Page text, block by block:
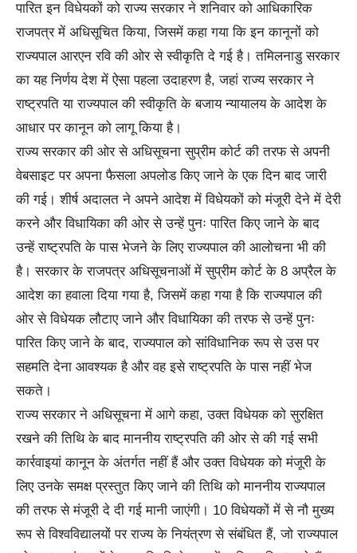
पारित इन विधेयकों को राज्य सरकार ने शनिवार को आधिकारिक
राजपत्र में अधिसूचित किया, जिसमें कहा गया कि इन कानूनों को
राज्यपाल आरएन रवि की ओर से स्वीकृति दे गई है। तमिलनाडु सरकार
का यह निर्णय देश में ऐसा पहला उदाहरण है, जहां राज्य सरकार ने
राष्ट्रपति या राज्यपाल की स्वीकृति के बजाय न्यायालय के आदेश के
आधार पर कानून को लागू किया है।
राज्य सरकार की ओर से अधिसूचना सुप्रीम कोर्ट की तरफ से अपनी
वेबसाइट पर अपना फैसला अपलोड किए जाने के एक दिन बाद जारी
की गई। शीर्ष अदालत ने अपने आदेश में विधेयकों को मंजूरी देने में देरी
करने और विधायिका की ओर से उन्हें पुनः पारित किए जाने के बाद
उन्हें राष्ट्रपति के पास भेजने के लिए राज्यपाल की आलोचना भी की
है। सरकार के राजपत्र अधिसूचनाओं में सुप्रीम कोर्ट के 8 अप्रैल के
आदेश का हवाला दिया गया है, जिसमें कहा गया है कि राज्यपाल की
ओर से विधेयक लौटाए जाने और विधायिका की तरफ से उन्हें पुनः
पारित किए जाने के बाद, राज्यपाल को सांविधानिक रूप से उस पर
सहमति देना आवश्यक है और वह इसे राष्ट्रपति के पास नहीं भेज
सकते।
राज्य सरकार ने अधिसूचना में आगे कहा, उक्त विधेयक को सुरक्षित
रखने की तिथि के बाद माननीय राष्ट्रपति की ओर से की गई सभी
कार्रवाइयां कानून के अंतर्गत नहीं हैं और उक्त विधेयक को मंजूरी के
लिए उनके समक्ष प्रस्तुत किए जाने की तिथि को माननीय राज्यपाल
की तरफ से मंजूरी दे दी गई मानी जाएंगी। 10 विधेयकों में से नौ मुख्य
रूप से विश्वविद्यालयों पर राज्य के नियंत्रण से संबंधित हैं, जो राज्यपाल